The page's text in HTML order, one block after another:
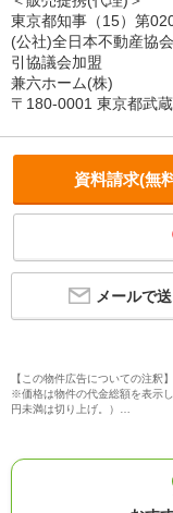
東京都知事（15）第
(公社)全日本不動産協
引協議会加盟
兼六ホーム(株)
〒180-0001 東京都武
資料請求(無
メールで
【この物件広告についての注釈】
※価格は物件の代金総額を表示
円未満は切り上げ。）
※写真に写っている、またはパ
※建築条件付き土地価格には、
※物件情報は、原則として情報
※完成予想図はいずれも外構、